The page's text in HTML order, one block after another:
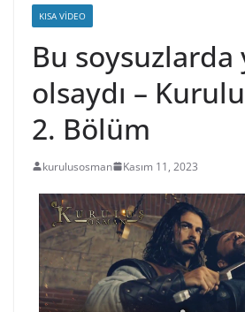
KISA VIDEO
Bu soysuzlarda
olsaydı –
2. Bölüm
kurulusosman Kasım 11, 2023